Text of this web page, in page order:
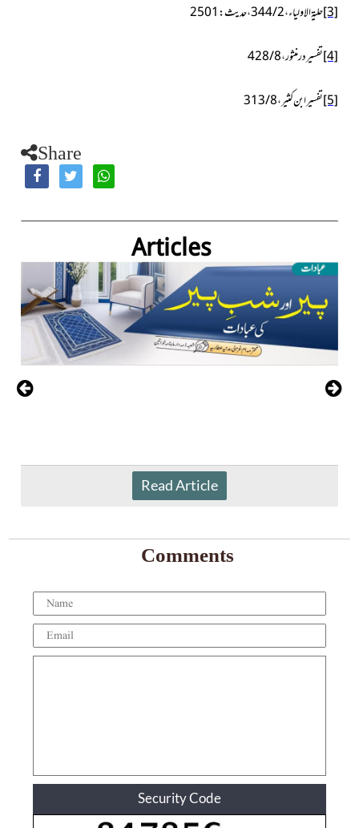
[3]حلیۃ الاولیاء، 2/ 344،حدیث: 2501
[4]تفسیر در منثور، 8/ 428
[5]تفسیر ابن کثیر، 8/ 313
Share
Articles
Read Article
Comments
Security Code